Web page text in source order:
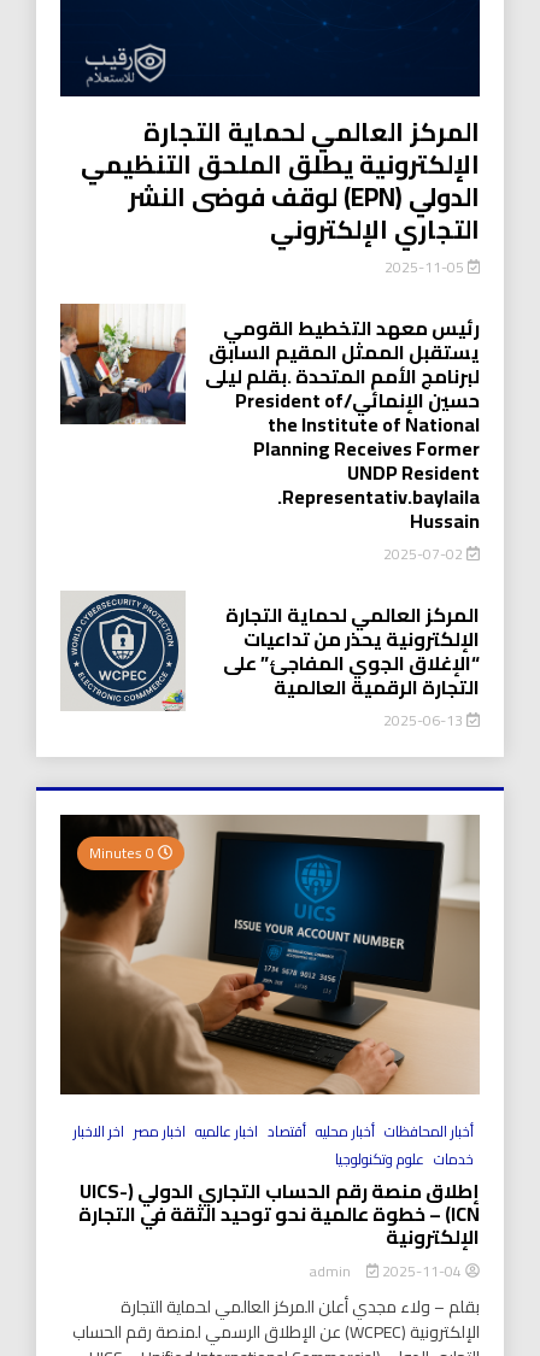
المركز العالمي لحماية التجارة
الإلكترونية يطلق الملحق التنظيمي
الدولي (EPN) لوقف فوضى النشر
التجاري الإلكتروني
رئيس معهد التخطيط القومي
يستقبل الممثل المقيم السابق
لبرنامج الأمم المتحدة .بقلم ليلى
حسين الإنمائي/President of
the Institute of National
Planning Receives Former
UNDP Resident
.Representativ.baylaila
Hussain
2025-07-02
المركز العالمي لحماية التجارة
الإلكترونية يحذر من تداعيات
“الإغلاق الجوي المفاجئ” على
التجارة الرقمية العالمية
2025-06-13
أخبار المحافظات أخبار محليه أقتصاد اخبار عالميه اخبار مصر اخر الاخبار
خدمات علوم وتكنولوجيا
إطلاق منصة رقم الحساب التجاري الدولي (UICS-
ICN) – خطوة عالمية نحو توحيد الثقة في التجارة
الإلكترونية
2025-11-04
بقلم – ولاء مجدي أعلن المركز العالمي لحماية التجارة
الإلكترونية (WCPEC) عن الإطلاق الرسمي لمنصة رقم الحساب